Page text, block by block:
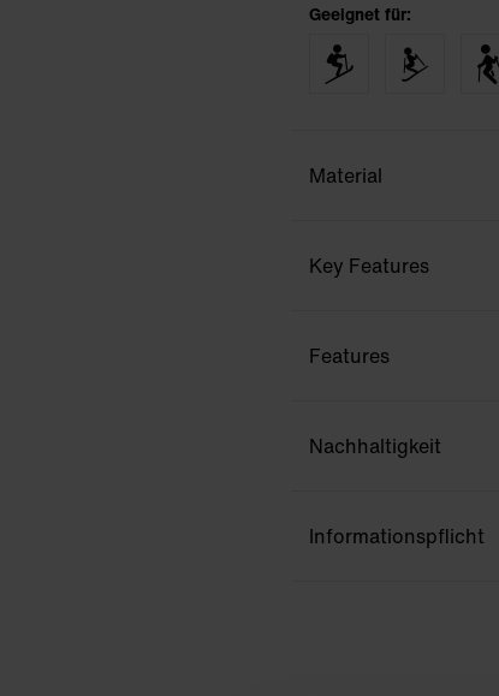
Geeignet für:
Material
Key Features
Features
Nachhaltigkeit
Informationspflicht